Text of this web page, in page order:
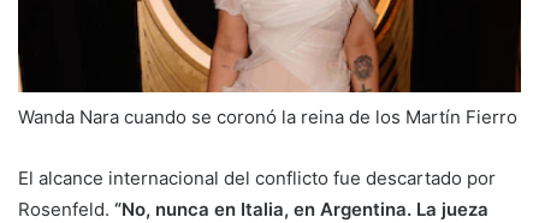
Wanda Nara cuando se coronó la reina de los Martín Fierro
El alcance internacional del conflicto fue descartado por
Rosenfeld. “No, nunca en Italia, en Argentina. La jueza